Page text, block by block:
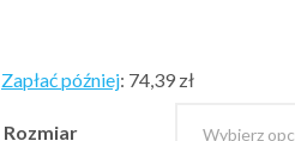
Zapłać później: 74,39 zł
Rozmiar